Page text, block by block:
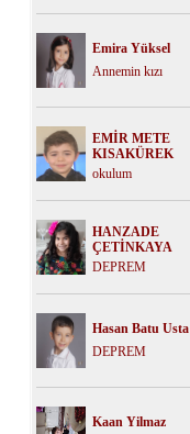
Emira Yüksel
Annemin kızı
EMİR METE
KISAKÜREK
okulum
HANZADE
ÇETİNKAYA
DEPREM
Hasan Batu Usta
DEPREM
Kaan Yilmaz